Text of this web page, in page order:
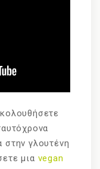
στην γλουτένη
μια vegan